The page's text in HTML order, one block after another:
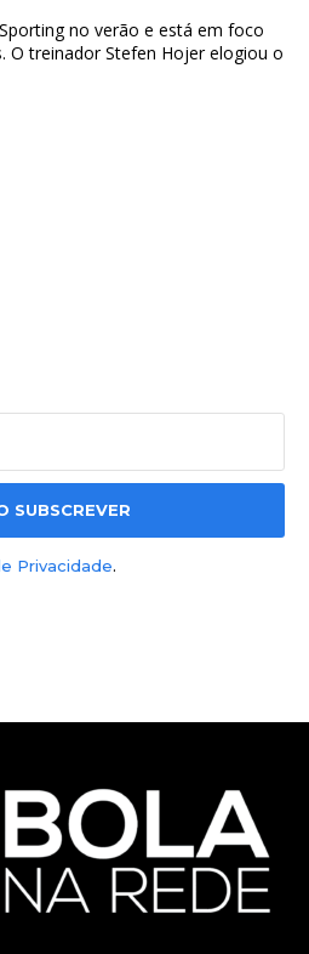
no verão e está em foco
O treinador Stefen Hojer elogiou o
SUBSCREVER
Privacidade.